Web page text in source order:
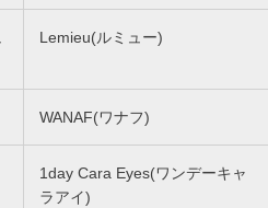
Lemieu(ルミュー)
WANAF(ワナフ)
1day Cara Eyes(ワンデーキャ
ラアイ)